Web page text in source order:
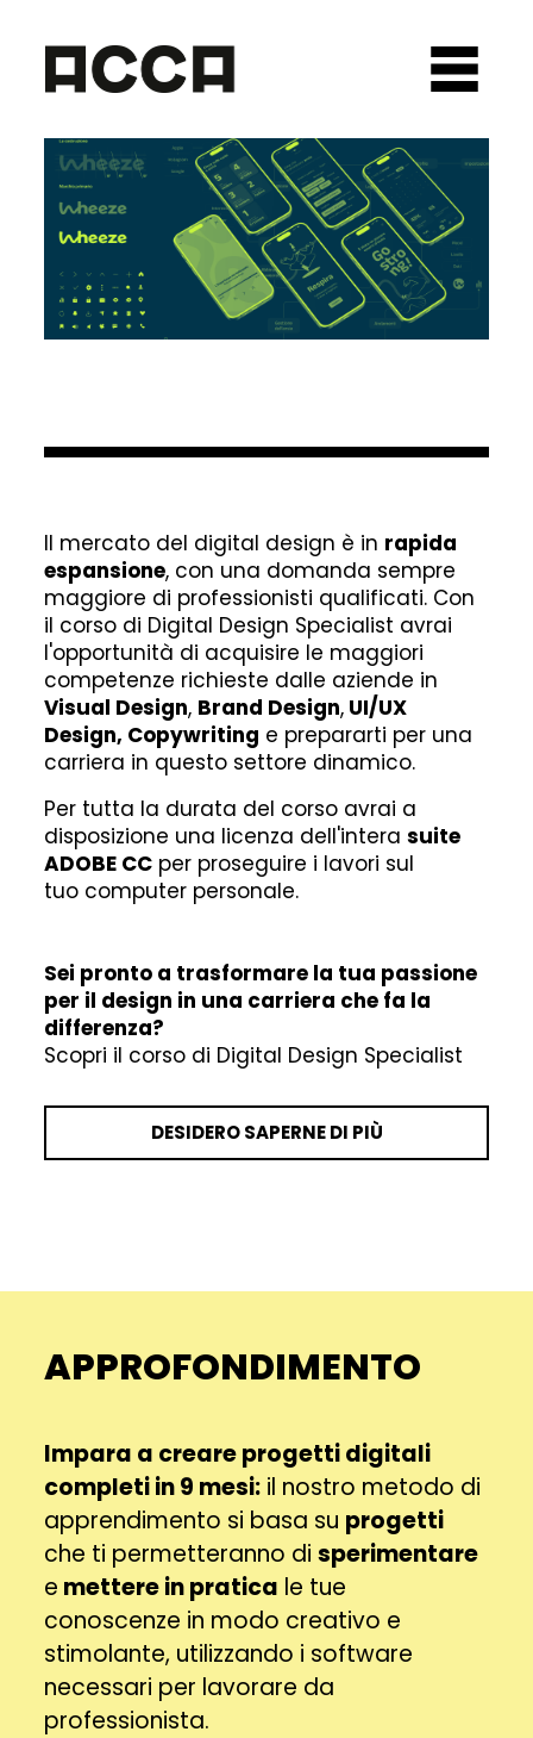
Il mercato del digital design è in rapida
espansione, con una domanda sempre
maggiore di professionisti qualificati. Con
il corso di Digital Design Specialist avrai
l'opportunità di acquisire le maggiori
competenze richieste dalle aziende in
Visual Design, Brand Design, UI/UX
Design, Copywriting e prepararti per una
carriera in questo settore dinamico.
Per tutta la durata del corso avrai a
disposizione una licenza dell'interasuite
ADOBE CC per proseguire i lavori sul
tuo computer personale.
Sei pronto a trasformare la tua passione
per il design in una carriera che fa la
differenza?
Scopri il corso di Digital Design Specialist
DESIDERO SAPERNE DI PIÙ
APPROFONDIMENTO
Impara a creare progetti digitali
completi in 9 mesi: il nostro metodo di
apprendimento si basa su progetti
che ti permetteranno disperimentare
e mettere in pratica le tue
conoscenze in modo creativo e
stimolante, utilizzando i software
necessari per lavorare da
professionista.